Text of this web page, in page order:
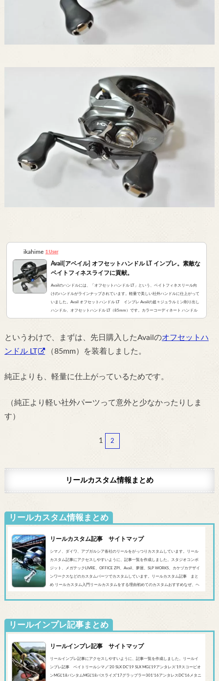
ikahime 1 User
Avail[アベイル] オフセットハンドル LT インプレ。素敵な
ベイトフィネスライフに貢献。
Availのハンドルには、「オフセットハンドル LT」という、ベイトフィネスリール向
けのハンドルがラインナップされています。軽量で美しい社外ハンドルに仕上がって
いました。Avail オフセットハンドル LT インプレ Availの超々ジュラルミン削り出し
ハンドル、オフセットハンドル LT（85mm）です。カラーコーディネート ハンドル
本体のカラーはブラック。ロックナットとリテーナーは、SLX MGLに合わせるためブ
ブレーキキャップが純正の青です）とはいえ、...
というわけで、まずは、先日購入したAvailのオフセットハ
ンドル LT
（85mm）を装着しました。
純正よりも、軽量に仕上がっているためです。
（純正より軽い社外パーツって意外と少なかったりしま
す）
1 2
リールカスタム情報まとめ
リールカスタム情報まとめ
リールカスタム記事 サイトマップ
シマノ、ダイワ、アブガルシア各社のリールをがっつりカスタムしています。リール
カスタム記事にアクセスしやすいように、記事一覧を作成しました。スタジオコンポ
ジット、メガテックLIVRE、OFFICE ZPI、Avail、夢屋、SLP WORKS、カケヅカデザイ
ンワークスなどのカスタムパーツでカスタムしています。リールカスタム記事 まと
め リールカスタム入門リールカスタムをする理由初めてのカスタムおすすめなぜ、ヘ
スMGL’19スコーピオンMGL&#0...
リールインプレ記事まとめ
リールインプレ記事 サイトマップ
リールインプレ記事にアクセスしやすいように、記事一覧を作成しました。リールイ
ンプレ記事 ベイトリールシマノ'20 SLX DC’19 SLX MGL'19アンタレス’19スコーピオ
ンMGL'18バンタムMGL'18バスライズ’17グラップラー301‘16アンタレスDC’16メタニ